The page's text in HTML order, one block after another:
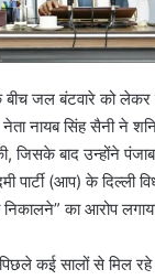
जल बंटवारे को लेकर
नायब सिंह सैनी ने
जिसके बाद उन्होंने
(आप) के दिल्ली
का आरोप
कई सालों से मिल रहे